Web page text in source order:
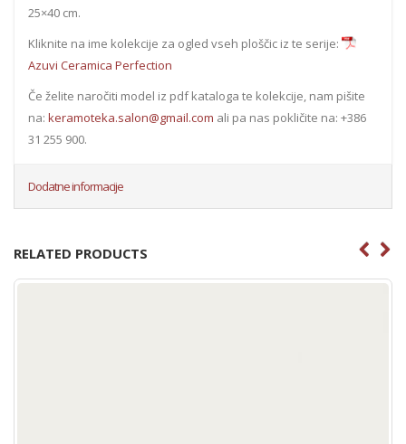
25×40 cm.
Kliknite na ime kolekcije za ogled vseh ploščic iz te serije:
Azuvi Ceramica Perfection
Če želite naročiti model iz pdf kataloga te kolekcije, nam pišite
na: keramoteka.salon@gmail.com ali pa nas pokličite na: +386
31 255 900.
Dodatne informacije
RELATED PRODUCTS